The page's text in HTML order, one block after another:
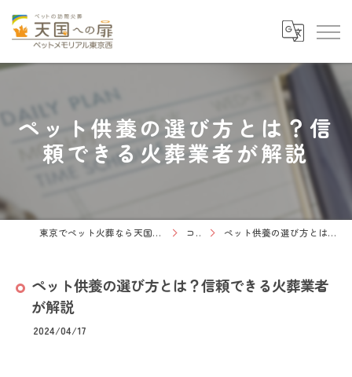
ペット供養の選び方とは？信
頼できる火葬業者が解説
東京でペット火葬なら天国への扉 ペットメモリアル東京西 コラム ペット供養の選び方とは？信頼できる火葬業者が解説
ペット供養の選び方とは？信頼できる火葬業者
が解説
2024/04/17